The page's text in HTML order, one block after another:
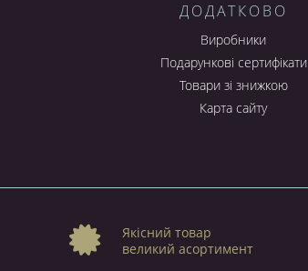
ДОДАТКОВО
Виробники
Подарункові сертифікати
Товари зі знижкою
Карта сайту
Якісний товар
великий асортимент